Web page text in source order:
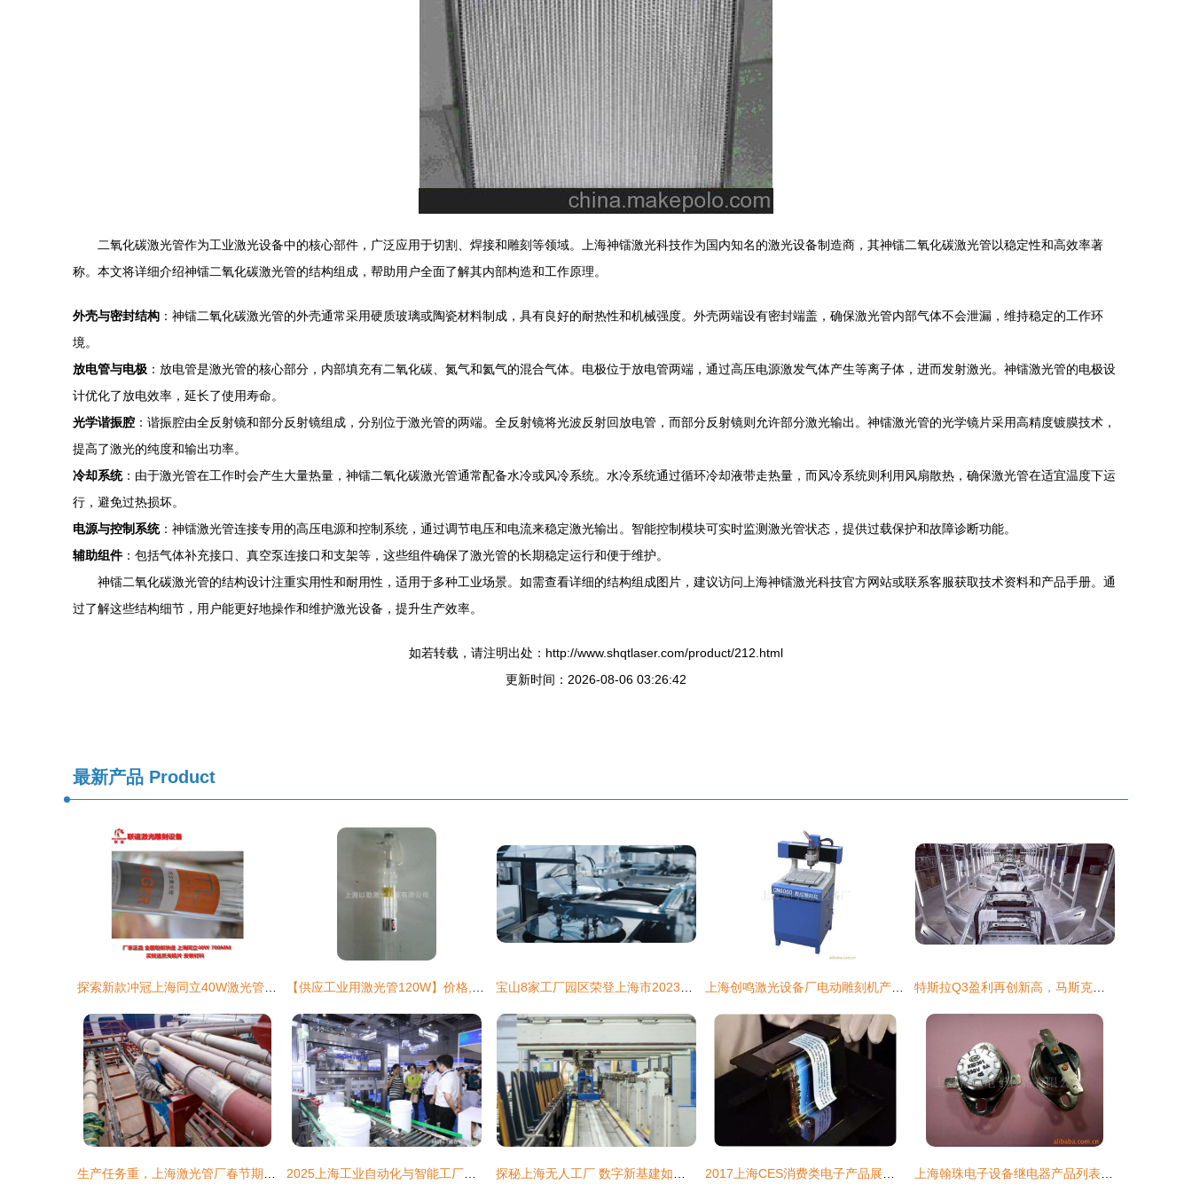
二氧化碳激光管作为工业激光设备中的核心部件，广泛应用于切割、焊接和雕刻等领域。上海神镭激光科技作为国内知名的激光设备制造商，其神镭二氧化碳激光管以稳定性和高效率著
称。本文将详细介绍神镭二氧化碳激光管的结构组成，帮助用户全面了解其内部构造和工作原理。
外壳与密封结构 ：神镭二氧化碳激光管的外壳通常采用硬质玻璃或陶瓷材料制成，具有良好的耐热性和机械强度。外壳两端设有密封端盖，确保激光管内部气体不会泄漏，维持稳定的工作环
境。
放电管与电极 ：放电管是激光管的核心部分，内部填充有二氧化碳、氮气和氦气的混合气体。电极位于放电管两端，通过高压电源激发气体产生等离子体，进而发射激光。神镭激光管的电极设
计优化了放电效率，延长了使用寿命。
光学谐振腔 ：谐振腔由全反射镜和部分反射镜组成，分别位于激光管的两端。全反射镜将光波反射回放电管，而部分反射镜则允许部分激光输出。神镭激光管的光学镜片采用高精度镀膜技术，
提高了激光的纯度和输出功率。
冷却系统：由于激光管在工作时会产生大量热量，神镭二氧化碳激光管通常配备水冷或风冷系统。水冷系统通过循环冷却液带走热量，而风冷系统则利用风扇散热，确保激光管在适宜温度下运
行，避免过热损坏。
电源与控制系统：神镭激光管连接专用的高压电源和控制系统，通过调节电压和电流来稳定激光输出。智能控制模块可实时监测激光管状态，提供过载保护和故障诊断功能。
辅助组件：包括气体补充接口、真空泵连接口和支架等，这些组件确保了激光管的长期稳定运行和便于维护。
神镭二氧化碳激光管的结构设计注重实用性和耐用性，适用于多种工业场景。如需查看详细的结构组成图片，建议访问上海神镭激光科技官方网站或联系客服获取技术资料和产品手册。通
过了解这些结构细节，用户能更好地操作和维护激光设备，提升生产效率。
如若转载，请注明出处：http://www.shqtlaser.com/product/212.html
更新时间：2026-08-06 03:26:42
最新产品 Product